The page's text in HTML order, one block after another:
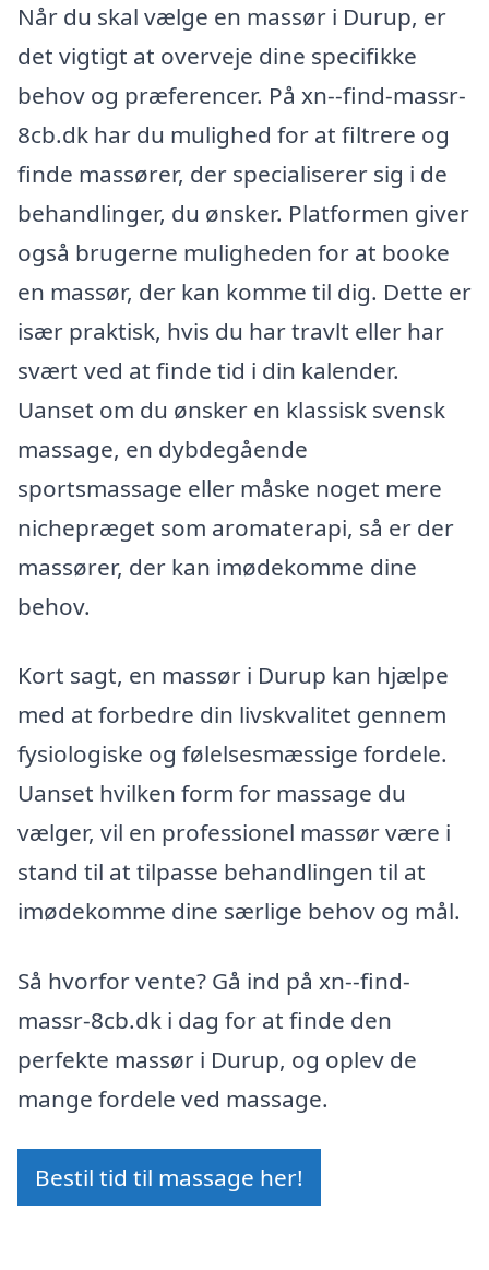
Når du skal vælge en massør i Durup, er
det vigtigt at overveje dine specifikke
behov og præferencer. På xn--find-massr-
8cb.dk har du mulighed for at filtrere og
finde massører, der specialiserer sig i de
behandlinger, du ønsker. Platformen giver
også brugerne muligheden for at booke
en massør, der kan komme til dig. Dette er
især praktisk, hvis du har travlt eller har
svært ved at finde tid i din kalender.
Uanset om du ønsker en klassisk svensk
massage, en dybdegående
sportsmassage eller måske noget mere
nichepræget som aromaterapi, så er der
massører, der kan imødekomme dine
behov.
Kort sagt, en massør i Durup kan hjælpe
med at forbedre din livskvalitet gennem
fysiologiske og følelsesmæssige fordele.
Uanset hvilken form for massage du
vælger, vil en professionel massør være i
stand til at tilpasse behandlingen til at
imødekomme dine særlige behov og mål.
Så hvorfor vente? Gå ind på xn--find-
massr-8cb.dk i dag for at finde den
perfekte massør i Durup, og oplev de
mange fordele ved massage.
Bestil tid til massage her!